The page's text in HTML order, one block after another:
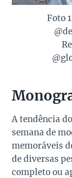
Foto
A tendência do
semana de
memoráveis
de diversas
completo ou